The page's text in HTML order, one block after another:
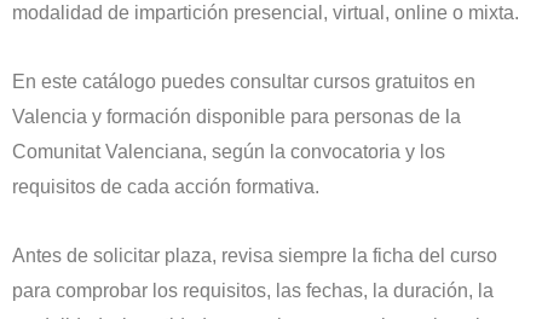
modalidad de impartición presencial, virtual, online o mixta.
En este catálogo puedes consultar cursos gratuitos en
Valencia y formación disponible para personas de la
Comunitat Valenciana, según la convocatoria y los
requisitos de cada acción formativa.
Antes de solicitar plaza, revisa siempre la ficha del curso
para comprobar los requisitos, las fechas, la duración, la